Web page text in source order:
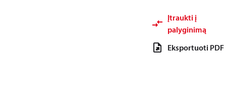
Įtraukti į
palyginimą
Eksportuoti PDF